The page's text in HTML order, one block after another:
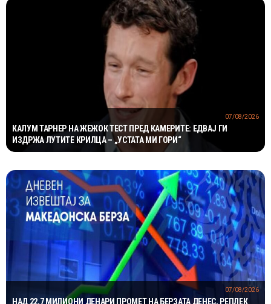
КАЛУМ ТАРНЕР НА ЖЕЖОК ТЕСТ ПРЕД КАМЕРИТЕ: ЕДВАЈ ГИ
ИЗДРЖА ЛУТИТЕ КРИЛЦА – „УСТАТА МИ ГОРИ“
07/08/2026
НАД 22,7 МИЛИОНИ ДЕНАРИ ПРОМЕТ НА БЕРЗАТА ДЕНЕС, РЕПЛЕК
07/08/2026